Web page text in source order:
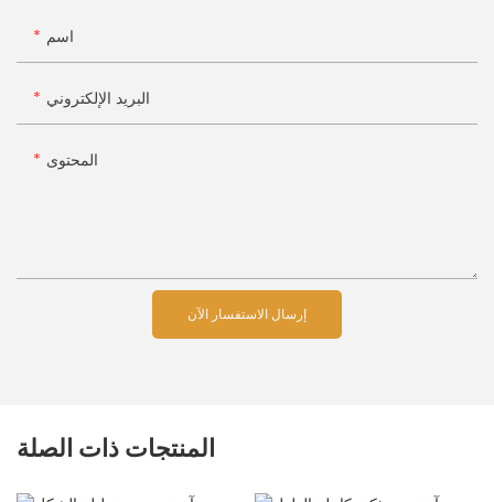
اسم
البريد الإلكتروني
المحتوى
إرسال الاستفسار الآن
المنتجات ذات الصلة